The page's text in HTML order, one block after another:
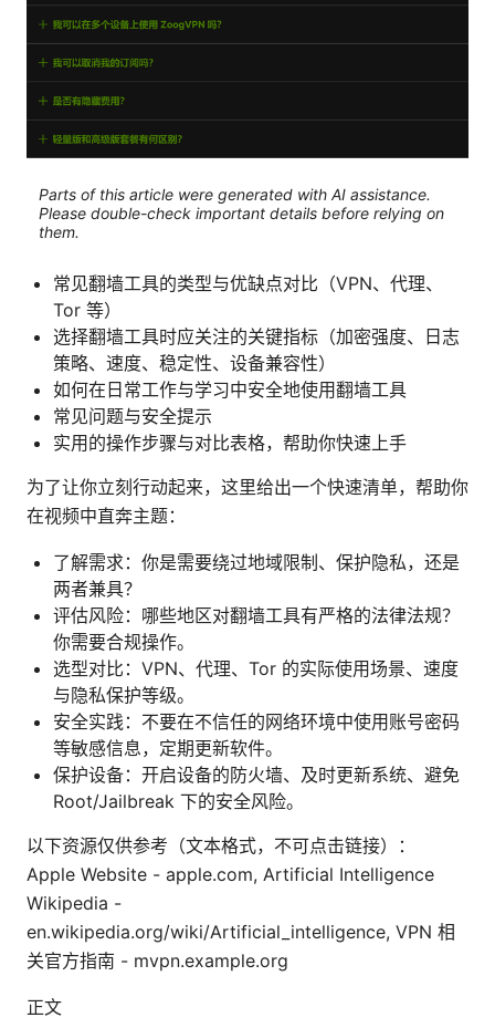
Parts of this article were generated with AI assistance.
Please double-check important details before relying on
them.
常见翻墙工具的类型与优缺点对比（VPN、代理、
Tor 等）
选择翻墙工具时应关注的关键指标（加密强度、日志
策略、速度、稳定性、设备兼容性）
如何在日常工作与学习中安全地使用翻墙工具
常见问题与安全提示
实用的操作步骤与对比表格，帮助你快速上手
为了让你立刻行动起来，这里给出一个快速清单，帮助你
在视频中直奔主题：
了解需求：你是需要绕过地域限制、保护隐私，还是
两者兼具？
评估风险：哪些地区对翻墙工具有严格的法律法规？
你需要合规操作。
选型对比：VPN、代理、Tor 的实际使用场景、速度
与隐私保护等级。
安全实践：不要在不信任的网络环境中使用账号密码
等敏感信息，定期更新软件。
保护设备：开启设备的防火墙、及时更新系统、避免
Root/Jailbreak 下的安全风险。
以下资源仅供参考（文本格式，不可点击链接）：
Apple Website - apple.com, Artificial Intelligence
Wikipedia -
en.wikipedia.org/wiki/Artificial_intelligence, VPN 相
关官方指南 - mvpn.example.org
正文